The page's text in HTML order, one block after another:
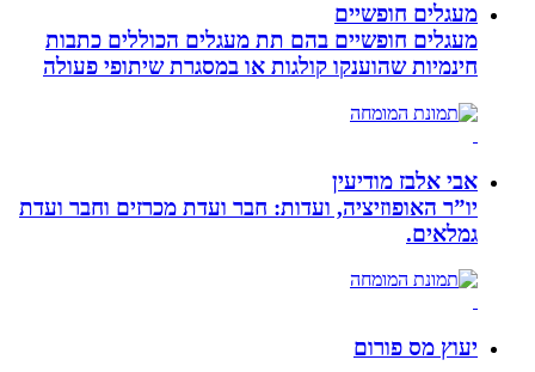
מעגלים חופשיים
מעגלים חופשיים בהם תת מעגלים הכוללים כתבות
חינמיות שהוענקו קולגות או במסגרת שיתופי פעולה
אבי אלבז מודיעין
יו”ר האופוזיציה, ועדות: חבר ועדת מכרזים וחבר ועדת
גמלאים.
יעוץ מס פורום